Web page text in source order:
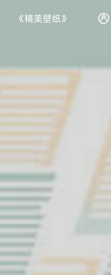
《精美壁纸》